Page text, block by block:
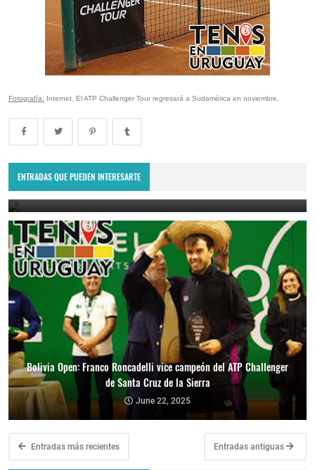
Fotografía: Internet. El ATP Challenger Tour regresará a Sudamérica en noviembre.
ENTRADAS QUE PUEDEN INTERESARTE
Lima Challenger: Ignacio Carou y Franco Roncadelli participarán en
el torneo ATP de Perú
June 23, 2025
Bolivia Open: Franco Roncadelli vice campeón del ATP Challenger
de Santa Cruz de la Sierra
June 22, 2025
Entradas más recientes Entradas antiguas